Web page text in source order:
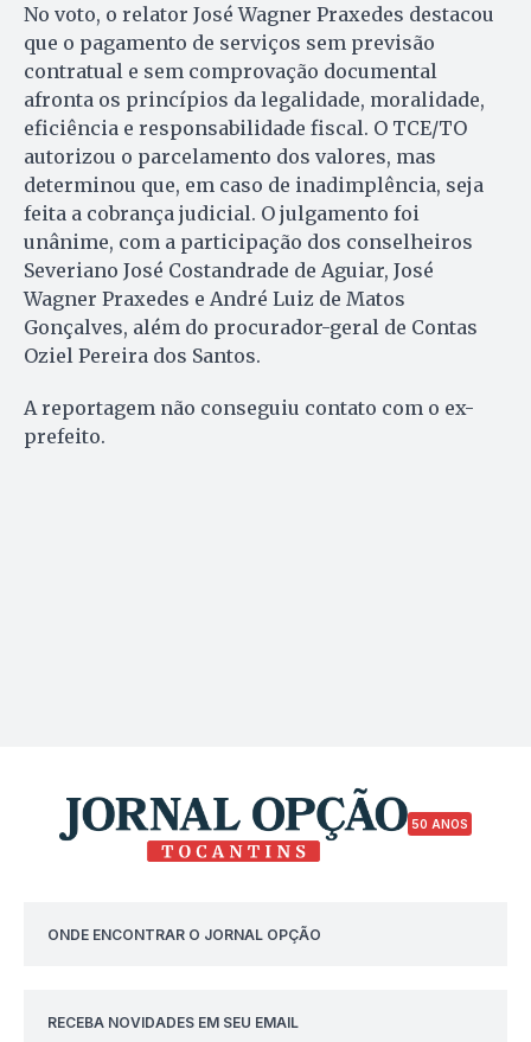
No voto, o relator José Wagner Praxedes destacou
que o pagamento de serviços sem previsão
contratual e sem comprovação documental
afronta os princípios da legalidade, moralidade,
eficiência e responsabilidade fiscal. O TCE/TO
autorizou o parcelamento dos valores, mas
determinou que, em caso de inadimplência, seja
feita a cobrança judicial. O julgamento foi
unânime, com a participação dos conselheiros
Severiano José Costandrade de Aguiar, José
Wagner Praxedes e André Luiz de Matos
Gonçalves, além do procurador-geral de Contas
Oziel Pereira dos Santos.
A reportagem não conseguiu contato com o ex-
prefeito.
50 ANOS
ONDE ENCONTRAR O JORNAL OPÇÃO
RECEBA NOVIDADES EM SEU EMAIL